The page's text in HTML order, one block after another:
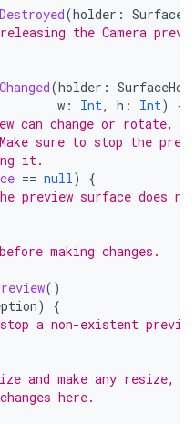
(holder :
the Camera
(holder :
w : Int, h : Int)
{
can change or rotate,
sure to stop the
it.
== null)
{
preview surface does
making changes.
()
)
{
a non-existent
and make any resize,
here.